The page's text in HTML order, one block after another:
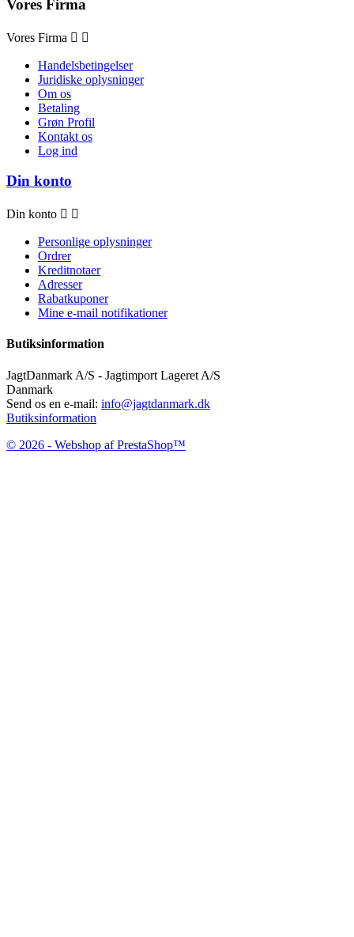
Vores Firma
Vores Firma  
Handelsbetingelser
Juridiske oplysninger
Om os
Betaling
Grøn Profil
Kontakt os
Log ind
Din konto
Din konto  
Personlige oplysninger
Ordrer
Kreditnotaer
Adresser
Rabatkuponer
Mine e-mail notifikationer
Butiksinformation
JagtDanmark A/S - Jagtimport Lageret A/S
Danmark
Send os en e-mail: info@jagtdanmark.dk
Butiksinformation
© 2026 - Webshop af PrestaShop™